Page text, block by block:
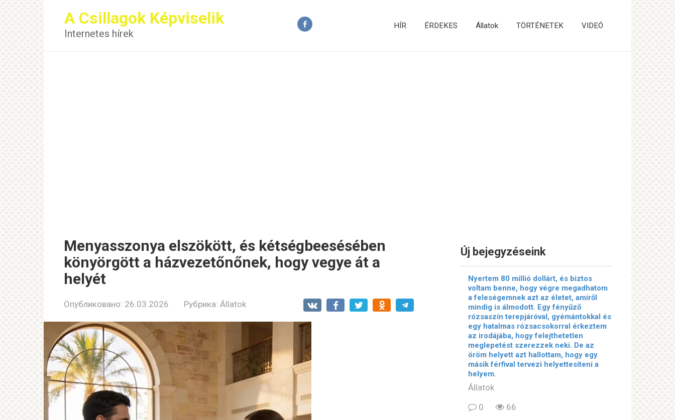
A Csillagok Képviselik
Internetes hírek
HÍR ÉRDEKES Állatok TÖRTÉNETEK VIDEÓ
Menyasszonya elszökött, és kétségbeesésében
könyörgött a házvezetőnőnek, hogy vegye át a
helyét
Опубликовано: 26.03.2026 Рубрика: Állatok
Új bejegyzéseink
Nyertem 80 millió dollárt, és biztos
voltam benne, hogy végre megadhatom
a feleségemnek azt az életet, amiről
mindig is álmodott. Egy fényűző
rózsaszín terepjáróval, gyémántokkal és
egy hatalmas rózsacsokorral érkeztem
az irodájába, hogy felejthetetlen
meglepetést szerezzek neki. De az
öröm helyett azt hallottam, hogy egy
másik férfival tervezi helyettesíteni a
helyem.
Állatok
0
66